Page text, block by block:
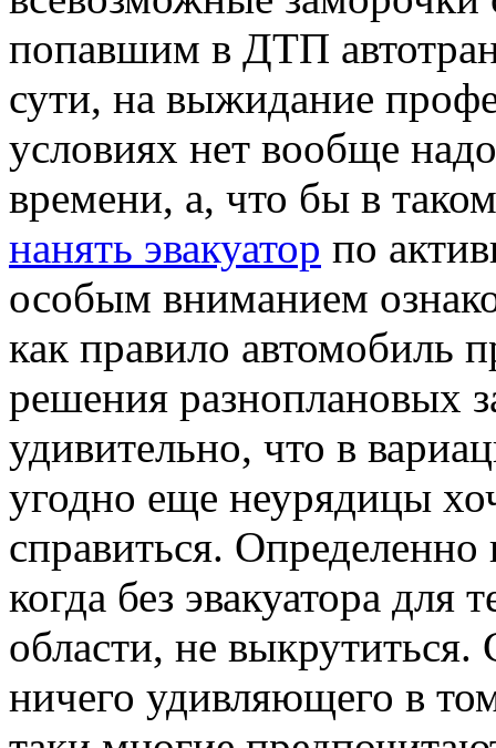
попавшим в ДТП
сути, на выжидание
условиях нет вообще
времени, а, что бы в
нанять эвакуатор по
особым вниманием
как правило автомобиль
решения разноплановых
удивительно, что в
угодно еще неурядицы
справиться. Определенно
когда без эвакуатора
области, не выкрутиться.
ничего удивляющего в